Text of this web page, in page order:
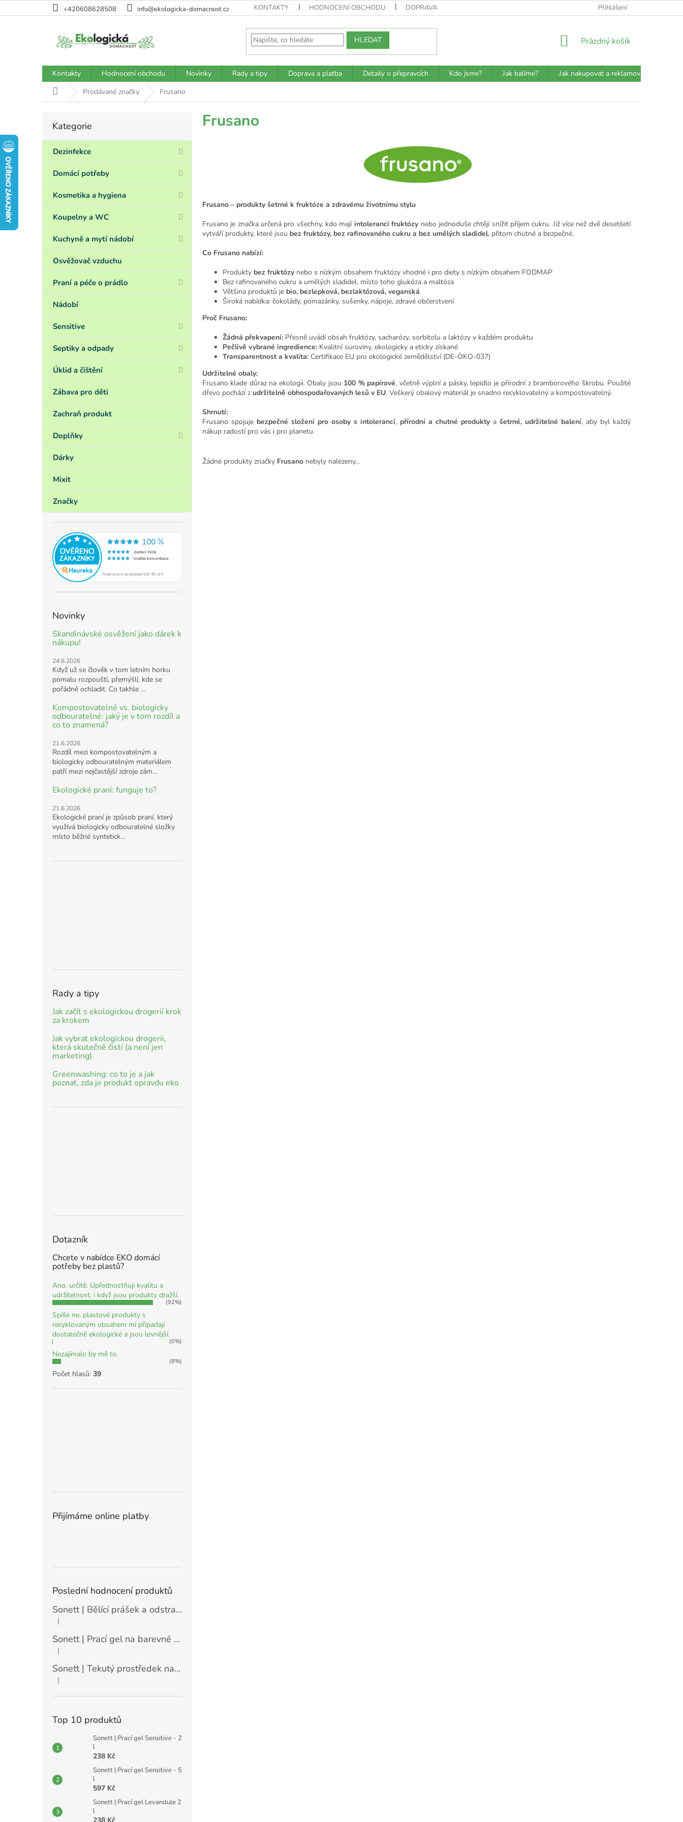
na
+420608628508 info@ekologicka-domacnost.cz KONTAKTY HODNOCENÍ OBCHODU DOPRAVA A PLATBA JAK BALÍME?
Přihlášení
HLEDAT
NÁKUPNÍ
Prázdný košík
Kontakty Hodnocení obchodu Novinky Rady a tipy Doprava a platba Detaily o přepravcích Kdo jsme? Jak balíme? Jak nakupovat a reklamovat?
Domů Prodávané značky Frusano
s
r
n
í
a
e
Přeskočit
Kategorie
Dezinfekce
Domácí potřeby
Kosmetika a hygiena
Koupelny a WC
Kuchyně a mytí nádobí
Osvěžovač vzduchu
Praní a péče o prádlo
Nádobí
Sensitive
Septiky a odpady
Úklid a čištění
Zábava pro děti
Zachraň produkt
Doplňky
Dárky
Mixit
Značky
Novinky
Skandinávské osvěžení jako dárek k
nákupu!
24.6.2026
Když už se člověk v tom letním horku
pomalu rozpouští, přemýšlí, kde se
pořádně ochladit. Co takhle ...
Kompostovatelné vs. biologicky
odbouratelné: jaký je v tom rozdíl a
co to znamená?
21.6.2026
Rozdíl mezi kompostovatelným a
biologicky odbouratelným materiálem
patří mezi nejčastější zdroje zám...
Ekologické praní: funguje to?
21.6.2026
Ekologické praní je způsob praní, který
využívá biologicky odbouratelné složky
místo běžné syntetick...
Rady a tipy
Jak začít s ekologickou drogerií krok
za krokem
Jak vybrat ekologickou drogerii,
která skutečně čistí (a není jen
marketing)
Greenwashing: co to je a jak
poznat, zda je produkt opravdu eko
Dotazník
Chcete v nabídce EKO domácí
potřeby bez plastů?
Ano, určitě. Upřednostňuji kvalitu a
udržitelnost, i když jsou produkty dražší.
(92%)
Spíše ne, plastové produkty s
recyklovaným obsahem mi připadají
dostatečně ekologické a jsou levnější.
(0%)
Nezajímalo by mě to.
(8%)
Počet hlasů: 39
Přijímáme online platby
Poslední hodnocení produktů
Sonett | Bělící prášek a odstraňovač skvrn - 900 g
Hodnocení produktu je 5 z 5 hvězdiček.
|
Sonett | Prací gel na barevné prádlo máta a citrón - 10 l
Hodnocení produktu je 5 z 5 hvězdiček.
|
Sonett | Tekutý prostředek na nádobí Sensitive - 10 l
Hodnocení produktu je 5 z 5 hvězdiček.
|
Top 10 produktů
Sonett | Prací gel Sensitive - 2
l
238 Kč
Sonett | Prací gel Sensitive - 5
l
597 Kč
Sonett | Prací gel Levandule 2
l
Frusano
Frusano – produkty šetrné k fruktóze a zdravému životnímu stylu
Frusano je značka určená pro všechny, kdo mají intoleranci fruktózy nebo jednoduše chtějí snížit příjem cukru. Již více než dvě desetiletí
vytváří produkty, které jsou bez fruktózy, bez rafinovaného cukru a bez umělých sladidel, přitom chutné a bezpečné.
Co Frusano nabízí:
Produkty bez fruktózy nebo s nízkým obsahem fruktózy vhodné i pro diety s nízkým obsahem FODMAP
Bez rafinovaného cukru a umělých sladidel, místo toho glukóza a maltóza
Většina produktů je bio, bezlepková, bezlaktózová, veganská
Široká nabídka: čokolády, pomazánky, sušenky, nápoje, zdravé občerstvení
Proč Frusano:
Žádná překvapení: Přesně uvádí obsah fruktózy, sacharózy, sorbitolu a laktózy v každém produktu
Pečlivě vybrané ingredience: Kvalitní suroviny, ekologicky a eticky získané
Transparentnost a kvalita: Certifikace EU pro ekologické zemědělství (DE-ÖKO-037)
Udržitelné obaly:
Frusano klade důraz na ekologii. Obaly jsou 100 % papírové, včetně výplní a pásky, lepidlo je přírodní z bramborového škrobu. Použité
dřevo pochází z udržitelně obhospodařovaných lesů v EU. Veškerý obalový materiál je snadno recyklovatelný a kompostovatelný.
Shrnutí:
Frusano spojuje bezpečné složení pro osoby s intolerancí, přírodní a chutné produkty a šetrné, udržitelné balení, aby byl každý
nákup radostí pro vás i pro planetu.
Žádné produkty značky Frusano nebyly nalezeny...